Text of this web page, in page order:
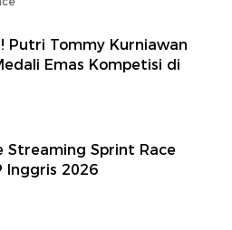
Putri Tommy Kurniawan
Emas Kompetisi di
Streaming Sprint Race
Inggris 2026